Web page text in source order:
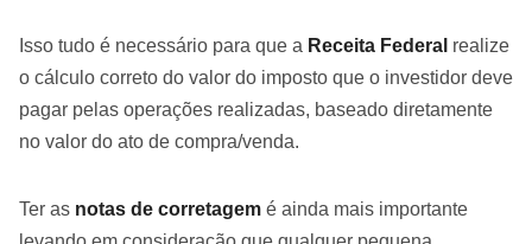
Isso tudo é necessário para que a Receita Federal realize
o cálculo correto do valor do imposto que o investidor deve
pagar pelas operações realizadas, baseado diretamente
no valor do ato de compra/venda.
Ter as notas de corretagem é ainda mais importante